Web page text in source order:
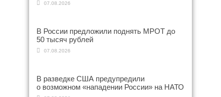
07.08.2026
В России предложили поднять МРОТ до
50 тысяч рублей
07.08.2026
В разведке США предупредили
о возможном «нападении России» на НАТО